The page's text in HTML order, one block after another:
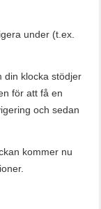
under (t.ex.
din klocka stödjer
för att få en
och sedan
kommer nu